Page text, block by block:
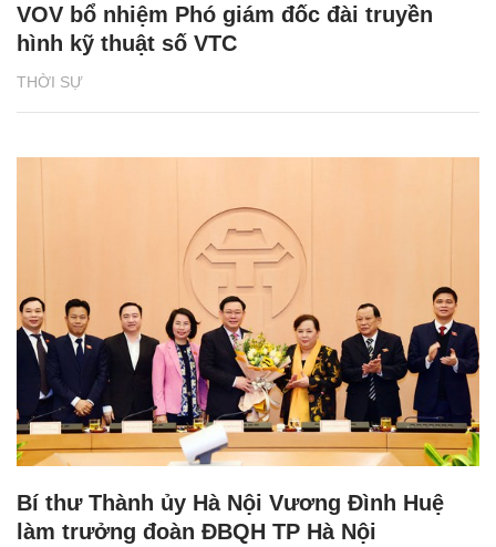
THỜI SỰ
VOV bổ nhiệm Phó giám đốc đài truyền
hình kỹ thuật số VTC
Bí thư Thành ủy Hà Nội Vương Đình Huệ
làm trưởng đoàn ĐBQH TP Hà Nội